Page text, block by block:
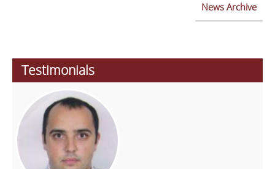
News Archive
Testimonials